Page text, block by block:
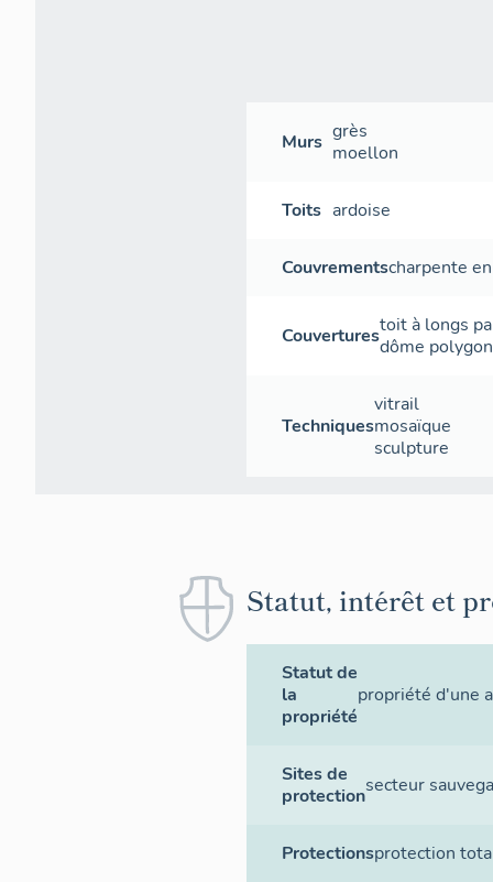
Murs grès
moellon
Toits ardoise
Couvrementscharpente
Couverturestoit à longs
dôme
Techniques
vitrail
mosaïque
sculpture
Statut, intérêt et
Statut de
la
propriété
propriété d'une
Sites de
protectionsecteur
Protectionsprotection